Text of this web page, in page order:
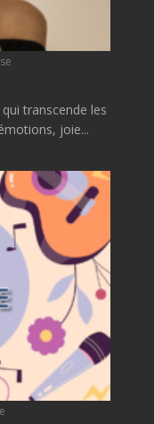
transcende les
joie...